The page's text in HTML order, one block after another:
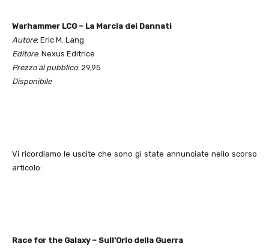
Warhammer LCG – La Marcia dei Dannati
Autore: Eric M. Lang
Editore: Nexus Editrice
Prezzo al pubblico: 29,95
Disponibile
Vi ricordiamo le uscite che sono gi state annunciate nello scorso
articolo:
Race for the Galaxy – Sull’Orlo della Guerra